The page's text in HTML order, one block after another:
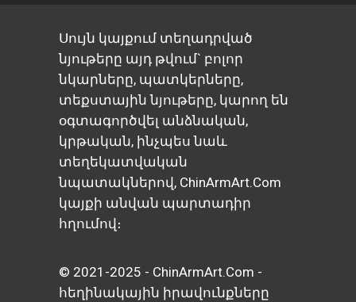
Սույն կայքում տեղադրված
նյութերը այդ թվում` բոլոր
նկարները, պատկերները,
տեքստային նյութերը, կարող են
օգտագործվել անձնական,
կրթական, ինչպես նաև
տեղեկատվական
նպատակներով, ChinArmArt.Com
կայքի անվան պարտադիր
հղումով։
© 2021-2025 - ChinArmArt.Com -
հեղինակային իրավունքները